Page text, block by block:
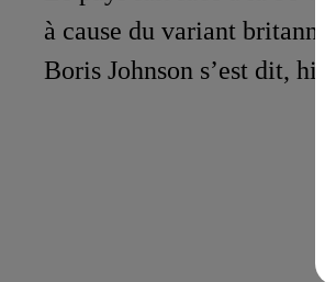
à cause du variant
Boris Johnson s’est dit,